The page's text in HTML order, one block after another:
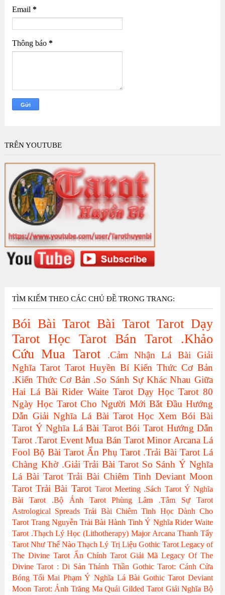
Email *
Thông báo *
TRÊN YOUTUBE
TÌM KIẾM THEO CÁC CHỦ ĐỀ TRONG TRANG:
Bói Bài Tarot Bài Tarot Tarot Dạy
Tarot Học Tarot Bán Tarot
.Khảo
Cứu Mua Tarot .Cảm Nhận Lá Bài
Giải
Nghĩa Tarot Tarot Huyền Bí Kiến Thức Cơ Bản
.Kiến Thức Cơ Bản .So Sánh Sự Khác Nhau Giữa
Hai Lá Bài Rider Waite Tarot Dạy Học Tarot 80
Ngày Học Tarot Cho Người Mới Bắt Đầu Hướng
Dẫn Giải Nghĩa Lá Bài Tarot Học Xem Bói Bài
Tarot Ý Nghĩa Lá Bài Tarot Bói Tarot Hướng Dẫn
Tarot .Tarot Event Mua Bán Tarot Minor Arcana Lá
Fool Bộ Bài Tarot Ẩn Phụ Tarot .Trải Bài Tarot Lá
Chàng Khờ .Giải Trải Bài Tarot So Sánh Ý Nghĩa
Lá Bài Tarot Trải Bài Chiêm Tinh Deviant Moon
Tarot Trải Bài Tarot Tarot Meeting .Sách Tarot Ý Nghĩa
Bài Tarot
.Bộ Ảnh Tarot Phùng Lâm
.Tâm Sự Tarot
Astrological Spreads Trải Bài Chiêm Tinh Học Dành Cho
Tarot Trang Nguyễn Trải Bài Hành Tinh Ý Nghĩa Rider Waite
Tarot .Thạch Lý Học (Lithotherapy) Major Arcana Thanh Tẩy
Tarot Như Thế Nào Thạch Lý Trị Liệu Gothic Tarot Legacy of
The Divine Tarot Ẩn Chính Tarot Giải Mã Legacy Of The
Divine Tarot : Di Sản Thánh Thần Gothic Tarot: Cánh Cửa
Bóng Tối Mai Phạm Ý Nghĩa Lá Bài Gothic Tarot Deviant
Moon Tarot: Ánh Trăng Ma Quái Gilded Tarot Giải Nghĩa Bộ